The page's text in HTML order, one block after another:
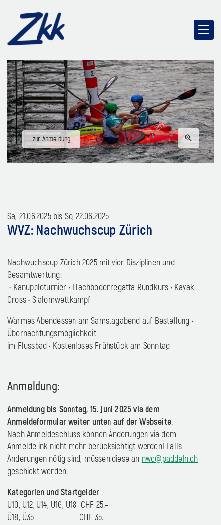
zur Anmeldung
Sa, 21.06.2025 bis So, 22.06.2025
WVZ: Nachwuchscup Zürich
Nachwuchscup Zürich 2025 mit vier Disziplinen und
Gesamtwertung:
• Kanupoloturnier • Flachbodenregatta Rundkurs • Kayak-
Cross • Slalomwettkampf
Warmes Abendessen am Samstagabend auf Bestellung •
Übernachtungsmöglichkeit
im Flussbad • Kostenloses Frühstück am Sonntag
Anmeldung:
Anmeldung bis Sonntag, 15. Juni 2025 via dem
Anmeldeformular weiter unten auf der Webseite.
Nach Anmeldeschluss können Änderungen via dem
Anmeldelink nicht mehr berücksichtigt werden! Falls
Änderungen nötig sind, müssen diese an nwc@paddeln.ch
geschickt werden.
Kategorien und Startgelder
U10, U12, U14, U16, U18 CHF 25.–
Ü18, Ü35 CHF 35.–